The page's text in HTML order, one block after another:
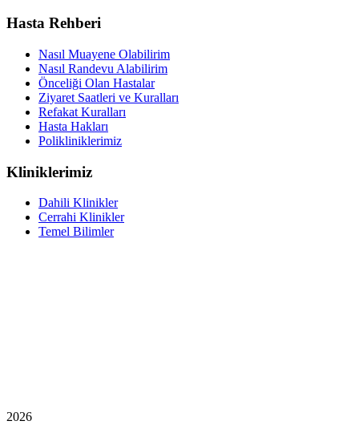
Hasta Rehberi
Nasıl Muayene Olabilirim
Nasıl Randevu Alabilirim
Önceliği Olan Hastalar
Ziyaret Saatleri ve Kuralları
Refakat Kuralları
Hasta Hakları
Polikliniklerimiz
Kliniklerimiz
Dahili Klinikler
Cerrahi Klinikler
Temel Bilimler
2026